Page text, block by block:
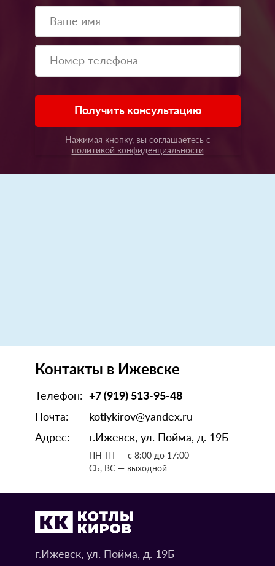
Получить консультацию
Нажимая кнопку, вы соглашаетесь с
политикой конфиденциальности
Контакты в Ижевске
Телефон: +7 (919) 513-95-48
Почта:
kotlykirov@yandex.ru
Адрес:
г.Ижевск, ул. Пойма, д. 19Б
ПН-ПТ — с 8:00 до 17:00
СБ, ВС — выходной
г.Ижевск, ул. Пойма, д. 19Б